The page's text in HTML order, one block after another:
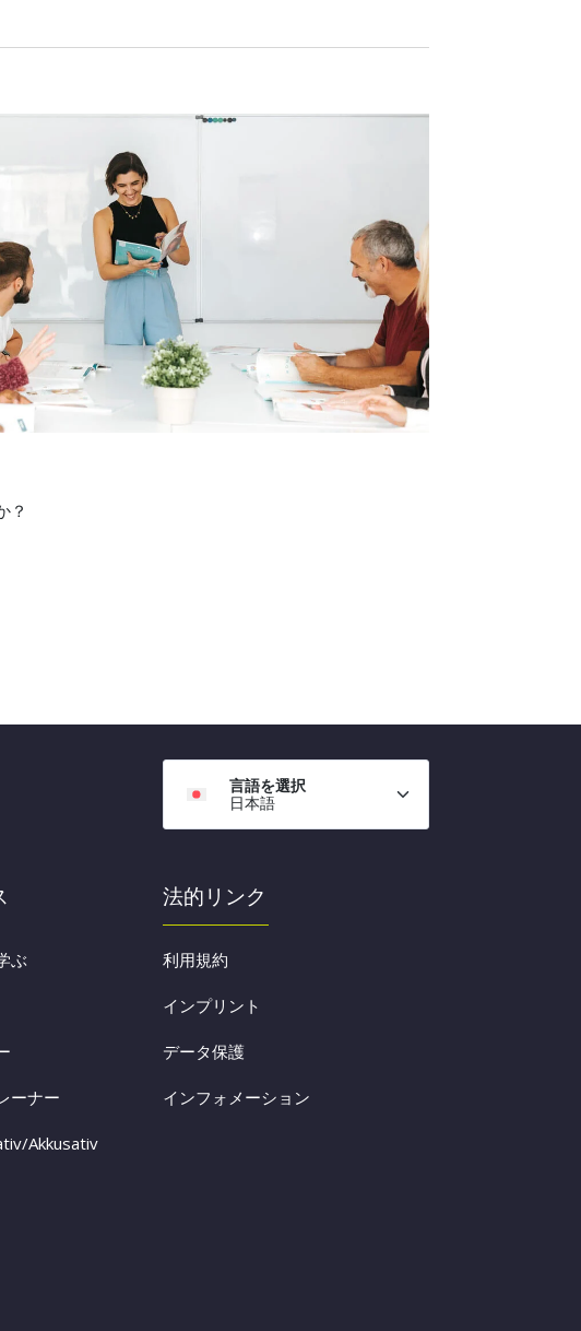
？
言語を選択
日本語
ぶ
ーナー
Akkusativ
法的リンク
利用規約
インプリント
データ保護
インフォメーション